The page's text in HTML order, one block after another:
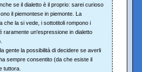
se il dialetto è il proprio: sarei curioso
il piemontese in piemonte. La
che la si vede, i sottotitoli rompono i
raramente un'espressione in dialetto
gente la possibilità di decidere se averli
sempre consentito (da che esiste il
tuttora.